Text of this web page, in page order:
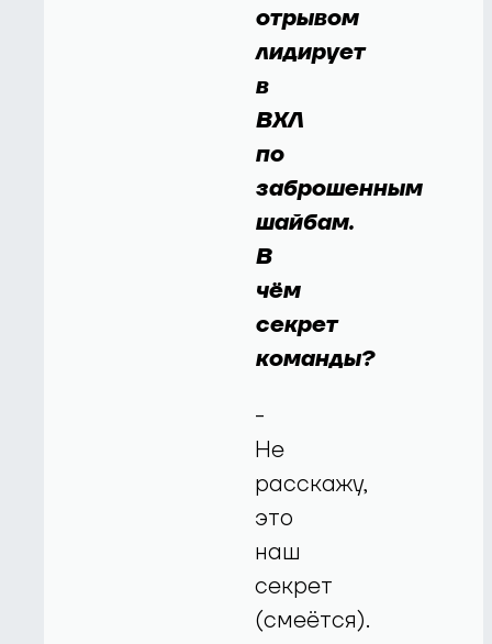
отрывом
лидирует
в
ВХЛ
по
заброшенным
шайбам.
В
чём
секрет
команды?
-
Не
расскажу,
это
наш
секрет
(смеётся).